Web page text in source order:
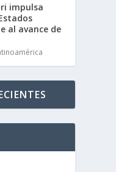
impulsa
al avance de